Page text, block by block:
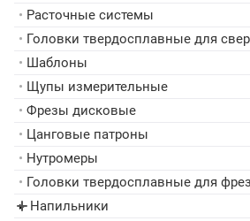
• Расточные системы
• Головки твердосплавные для
• Шаблоны
• Щупы измерительные
• Фрезы дисковые
• Цанговые патроны
• Нутромеры
• Головки твердосплавные для фрез
▸ Напильники